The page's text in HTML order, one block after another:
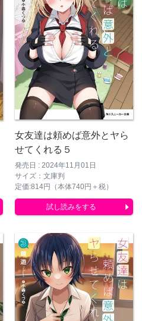
女友達は頼めば意外とヤら
せてくれる５
発売日 : 2024年11月01日
サイズ：文庫判
定価:814円（本体740円＋税）
試し読みをする